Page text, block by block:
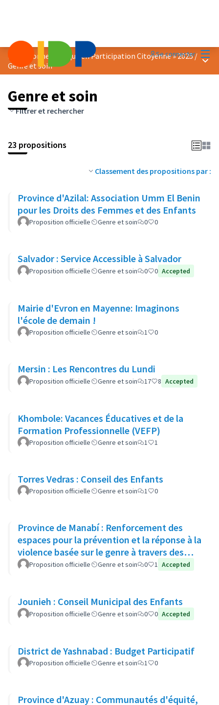
Se connecter
Prix « Bonne Pratique en Participation Citoyenne » 2025 /
Genre et soin
Genre et soin
Filtrer et rechercher
23 propositions
Classement des propositions par :
Province d'Azilal: Association Umm El Benin
pour les Droits des Femmes et des Enfants
Proposition officielle Genre et soin 0 0
Salvador : Service Accessible à Salvador
Proposition officielle Genre et soin 0 0 Accepted
Mairie d'Evron en Mayenne: Imaginons
l'école de demain !
Proposition officielle Genre et soin 1 0
Mersin : Les Rencontres du Lundi
Proposition officielle Genre et soin 17 8 Accepted
Khombole: Vacances Éducatives et de la
Formation Professionnelle (VEFP)
Proposition officielle Genre et soin 1 1
Torres Vedras : Conseil des Enfants
Proposition officielle Genre et soin 1 0
Province de Manabí : Renforcement des
espaces pour la prévention et la réponse à la
violence basée sur le genre à travers des
réseaux de soutien commu
Proposition officielle Genre et soin 0 1 Accepted
Jounieh : Conseil Municipal des Enfants
Proposition officielle Genre et soin 0 0 Accepted
District de Yashnabad : Budget Participatif
Proposition officielle Genre et soin 1 0
Province d'Azuay : Communautés d'équité,